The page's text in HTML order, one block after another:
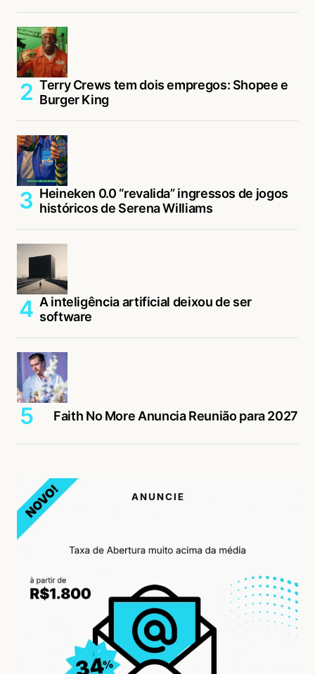
Terry Crews tem dois empregos: Shopee e
Burger King
Heineken 0.0 “revalida” ingressos de jogos
históricos de Serena Williams
A inteligência artificial deixou de ser
software
Faith No More Anuncia Reunião para 2027